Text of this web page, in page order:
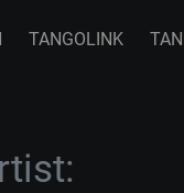
TANGOLINK